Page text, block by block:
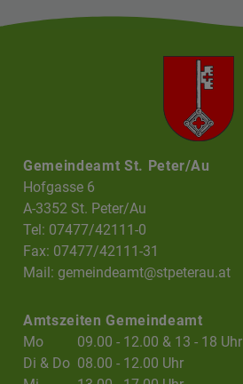
Gemeindeamt St. Peter/Au
Hofgasse 6
A-3352 St. Peter/Au
Tel: 07477/42111-0
Fax: 07477/42111-31
Mail:gemeindeamt@stpeterau.at
Amtszeiten Gemeindeamt
Mo
09.00 - 12.00 & 13 - 18 Uhr
Di & Do 08.00 - 12.00 Uhr